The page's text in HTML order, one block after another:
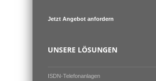
Jetzt Angebot anfordern
UNSERE LÖSUNGEN
ISDN-Telefonanlagen